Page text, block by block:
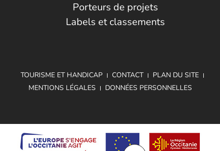
Porteurs de projets
Labels et classements
TOURISME ET HANDICAP CONTACT
PLAN DU SITE
MENTIONS LÉGALES
DONNÉES PERSONNELLES